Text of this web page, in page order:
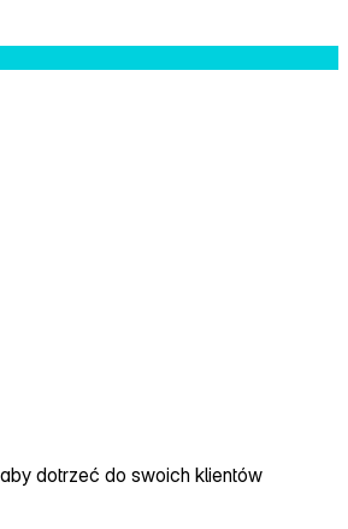
dotrzeć do swoich klientów